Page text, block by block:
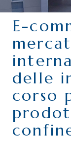
PERIODICO
PERCHÉ
DOVE SIAMO
CONTATTI
E-
delle
corso